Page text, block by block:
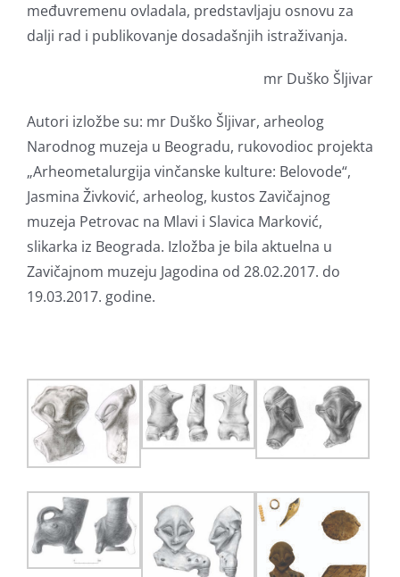
međuvremenu ovladala, predstavljaju osnovu za
dalji rad i publikovanje dosadašnjih istraživanja.
mr Duško Šljivar
Autori izložbe su: mr Duško Šljivar, arheolog
Narodnog muzeja u Beogradu, rukovodioc projekta
„Arheometalurgija vinčanske kulture: Belovode“,
Jasmina Živković, arheolog, kustos Zavičajnog
muzeja Petrovac na Mlavi i Slavica Marković,
slikarka iz Beograda. Izložba je bila aktuelna u
Zavičajnom muzeju Jagodina od 28.02.2017. do
19.03.2017. godine.